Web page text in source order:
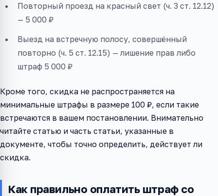
Повторный проезд на красный свет (ч. 3 ст. 12.12)
— 5 000 ₽
Выезд на встречную полосу, совершённый
повторно (ч. 5 ст. 12.15) — лишение прав либо
штраф 5 000 ₽
Кроме того, скидка не распространяется на
минимальные штрафы в размере 100 ₽, если такие
встречаются в вашем постановлении. Внимательно
читайте статью и часть статьи, указанные в
документе, чтобы точно определить, действует ли
скидка.
Как правильно оплатить штраф со